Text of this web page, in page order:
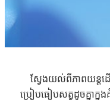
ស្វែងយល់ពីភាពយន្តដ
ប្រៀបធៀបសត្វដូចគ្នាក្នុង